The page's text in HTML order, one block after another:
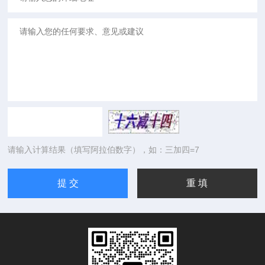
请输入计算结果（填写阿拉伯数字），如：三加四=7